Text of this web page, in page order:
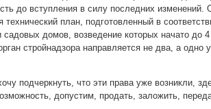
до вступления в силу последних
план, подготовленный в
домов, возведение которых начато до 4
стройнадзора направляется не два, а одно
подчеркнуть, что эти права уже возникли,
допустим, продать, заложить,